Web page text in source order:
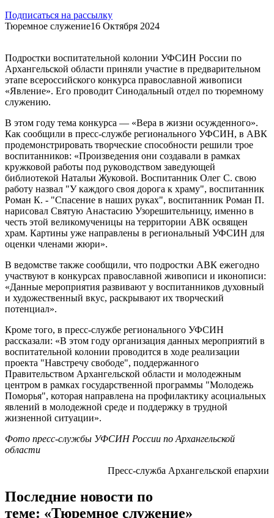
Подписаться на рассылку
Тюремное служение16 Октября 2024
Подростки воспитательной колонии УФСИН России по
Архангельской области приняли участие в предварительном
этапе всероссийского конкурса православной живописи
«Явление». Его проводит Синодальный отдел по тюремному
служению.
В этом году тема конкурса — «Вера в жизни осужденного».
Как сообщили в пресс-службе регионального УФСИН, в АВК
продемонстрировать творческие способности решили трое
воспитанников: «Произведения они создавали в рамках
кружковой работы под руководством заведующей
библиотекой Натальи Жуковой. Воспитанник Олег С. свою
работу назвал "У каждого своя дорога к храму", воспитанник
Роман К. - "Спасение в наших руках", воспитанник Роман П.
нарисовал Святую Анастасию Узорешительницу, именно в
честь этой великомученицы на территории АВК освящен
храм. Картины уже направлены в региональный УФСИН для
оценки членами жюри».
В ведомстве также сообщили, что подростки АВК ежегодно
участвуют в конкурсах православной живописи и иконописи:
«Данные мероприятия развивают у воспитанников духовный
и художественный вкус, раскрывают их творческий
потенциал».
Кроме того, в пресс-службе регионального УФСИН
рассказали: «В этом году организация данных мероприятий в
воспитательной колонии проводится в ходе реализации
проекта "Навстречу свободе", поддержанного
Правительством Архангельской области и молодежным
центром в рамках государственной программы "Молодежь
Поморья", которая направлена на профилактику асоциальных
явлений в молодежной среде и поддержку в трудной
жизненной ситуации».
Фото пресс-службы УФСИН России по Архангельской
области
Пресс-служба Архангельской епархии
Последние новости по
теме: «Тюремное служение»